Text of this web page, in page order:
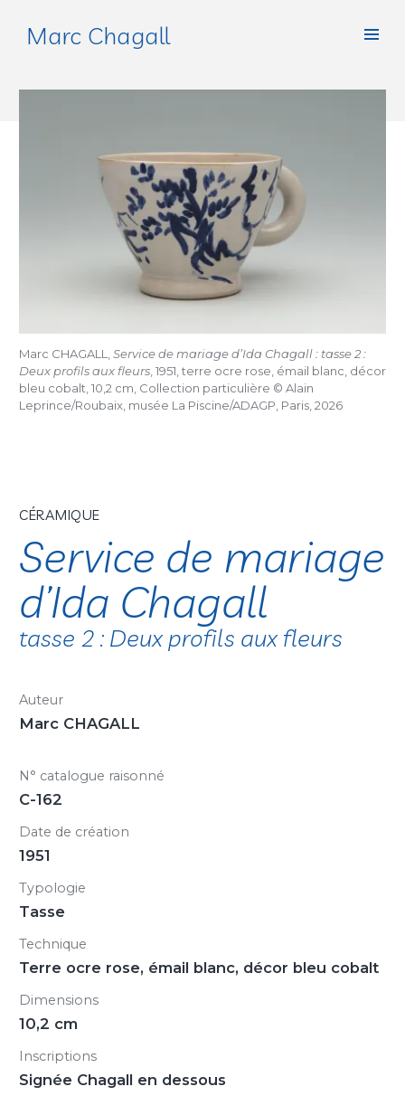
Marc Chagall
CÉRAMIQUE
Service de mariage
d’Ida Chagall
tasse 2 : Deux profils aux fleurs
Auteur
Marc CHAGALL
N° catalogue raisonné
C-162
Date de création
1951
Typologie
Tasse
Technique
Terre ocre rose, émail blanc, décor bleu cobalt
Dimensions
10,2 cm
Inscriptions
Signée Chagall en dessous
Marc CHAGALL, Service de mariage d’Ida Chagall : tasse 2 :
Deux profils aux fleurs , 1951, terre ocre rose, émail blanc, décor
bleu cobalt, 10,2 cm, Collection particulière © Alain
Leprince/Roubaix, musée La Piscine/ADAGP, Paris, 2026